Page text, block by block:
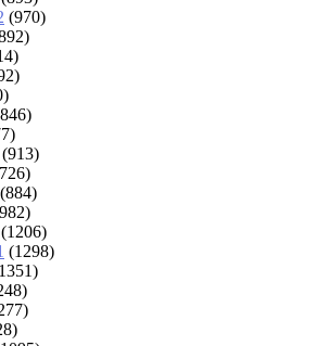
(970)
(913)
(884)
(1206)
(1298)